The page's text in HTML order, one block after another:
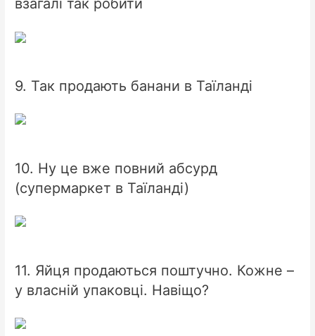
взагалі так робити
9. Так продають банани в Таїланді
10. Ну це вже повний абсурд
(супермаркет в Таїланді)
11. Яйця продаються поштучно. Кожне –
у власній упаковці. Навіщо?